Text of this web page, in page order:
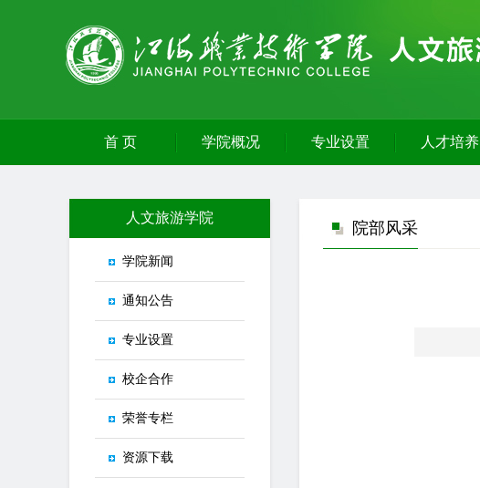
首 页 学院概况 专业设置 人才培养
人文旅游学院
学院新闻
通知公告
专业设置
校企合作
荣誉专栏
资源下载
院部风采